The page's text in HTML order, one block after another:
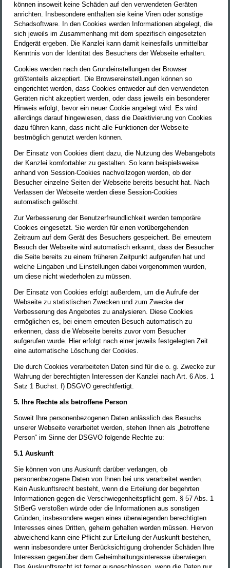
können insoweit keine Schäden auf den verwendeten Geräten
anrichten. Insbesondere enthalten sie keine Viren oder sonstige
Schadsoftware. In den Cookies werden Informationen abgelegt, die
sich jeweils im Zusammenhang mit dem spezifisch eingesetzten
Endgerät ergeben. Die Kanzlei kann damit keinesfalls unmittelbar
Kenntnis von der Identität des Besuchers der Webseite erhalten.
Cookies werden nach den Grundeinstellungen der Browser
größtenteils akzeptiert. Die Browsereinstellungen können so
eingerichtet werden, dass Cookies entweder auf den verwendeten
Geräten nicht akzeptiert werden, oder dass jeweils ein besonderer
Hinweis erfolgt, bevor ein neuer Cookie angelegt wird. Es wird
allerdings darauf hingewiesen, dass die Deaktivierung von Cookies
dazu führen kann, dass nicht alle Funktionen der Webseite
bestmöglich genutzt werden können.
Der Einsatz von Cookies dient dazu, die Nutzung des Webangebots
der Kanzlei komfortabler zu gestalten. So kann beispielsweise
anhand von Session-Cookies nachvollzogen werden, ob der
Besucher einzelne Seiten der Webseite bereits besucht hat. Nach
Verlassen der Webseite werden diese Session-Cookies
automatisch gelöscht.
Zur Verbesserung der Benutzerfreundlichkeit werden temporäre
Cookies eingesetzt. Sie werden für einen vorübergehenden
Zeitraum auf dem Gerät des Besuchers gespeichert. Bei erneutem
Besuch der Webseite wird automatisch erkannt, dass der Besucher
die Seite bereits zu einem früheren Zeitpunkt aufgerufen hat und
welche Eingaben und Einstellungen dabei vorgenommen wurden,
um diese nicht wiederholen zu müssen.
Der Einsatz von Cookies erfolgt außerdem, um die Aufrufe der
Webseite zu statistischen Zwecken und zum Zwecke der
Verbesserung des Angebotes zu analysieren. Diese Cookies
ermöglichen es, bei einem erneuten Besuch automatisch zu
erkennen, dass die Webseite bereits zuvor vom Besucher
aufgerufen wurde. Hier erfolgt nach einer jeweils festgelegten Zeit
eine automatische Löschung der Cookies.
Die durch Cookies verarbeiteten Daten sind für die o. g. Zwecke zur
Wahrung der berechtigten Interessen der Kanzlei nach Art. 6 Abs. 1
Satz 1 Buchst. f) DSGVO gerechtfertigt.
5. Ihre Rechte als betroffene Person
Soweit Ihre personenbezogenen Daten anlässlich des Besuchs
unserer Webseite verarbeitet werden, stehen Ihnen als „betroffene
Person“ im Sinne der DSGVO folgende Rechte zu:
5.1 Auskunft
Sie können von uns Auskunft darüber verlangen, ob
personenbezogene Daten von Ihnen bei uns verarbeitet werden.
Kein Auskunftsrecht besteht, wenn die Erteilung der begehrten
Informationen gegen die Verschwiegenheitspflicht gem. § 57 Abs. 1
StBerG verstoßen würde oder die Informationen aus sonstigen
Gründen, insbesondere wegen eines überwiegenden berechtigten
Interesses eines Dritten, geheim gehalten werden müssen. Hiervon
abweichend kann eine Pflicht zur Erteilung der Auskunft bestehen,
wenn insbesondere unter Berücksichtigung drohender Schäden Ihre
Interessen gegenüber dem Geheimhaltungsinteresse überwiegen.